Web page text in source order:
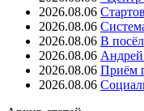
2026.08.06
2026.08.06
2026.08.06 В
2026.08.06
2026.08.06 Приём
2026.08.06